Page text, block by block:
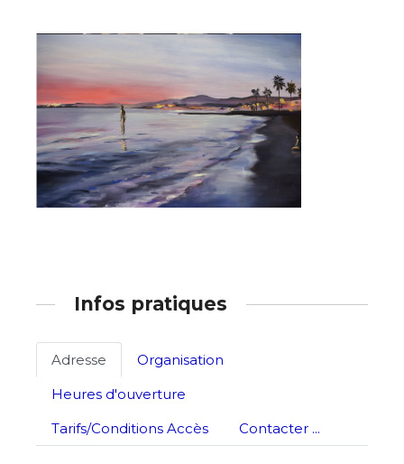
Prénom
Statut / Organisation
J'accepte lestermes et conditions
Adresse email*
Nom
J'accepte les
Infos pratiques
Adresse
Organisation
Heures d'ouverture
Tarifs/Conditions Accès
Contacter ...